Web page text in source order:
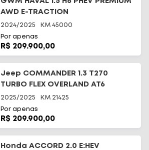
AWD E-TRACTION
2024/2025 KM 45000
Por apenas
R$ 209.900,00
Jeep COMMANDER 1.3 T270
TURBO FLEX OVERLAND AT6
2025/2025 KM 21425
Por apenas
R$ 209.900,00
Honda ACCORD 2.0 E:HEV